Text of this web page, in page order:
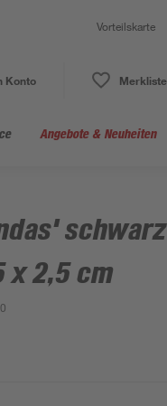
Vorteilskarte
Konto Merkliste
Angebote & Neuheiten
x 2,5 cm